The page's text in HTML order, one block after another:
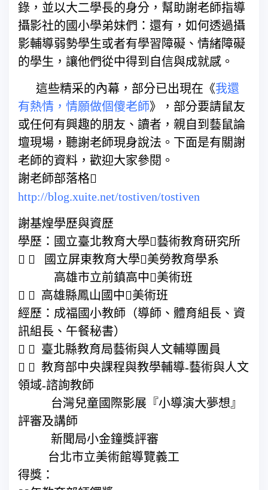
錄，並以大二學長的身分，幫助謝老師指導
攝影社的國小學弟妹們：還有，如何透過攝
影輔導弱勢學生或者有學習障礙、情緒障礙
的學生，讓他們從中得到自信與成就感。
這些精采的內幕，部分已出現在《我還
有熱情，情願做個傻老師》，部分要請鼠友
或任何有興趣的朋友、讀者，親自到藝鼠論
壇現場，聽謝老師現身說法。下面是有關謝
老師的資料，歡迎大家參閱。
謝老師部落格
http://blog.xuite.net/tostiven/tostiven
謝基煌學歷與資歷
學歷：國立臺北教育大學藝術教育研究所
  國立屏東教育大學美勞教育學系
高雄市立前鎮高中美術班
  高雄縣鳳山國中美術班
經歷：成福國小教師（導師、體育組長、資
訊組長、午餐秘書）
  臺北縣教育局藝術與人文輔導團員
  教育部中央課程與教學輔導-藝術與人文
領域-諮詢教師
台灣兒童國際影展『小導演大夢想』
評審及講師
新聞局小金鐘獎評審
台北市立美術館導覽義工
得獎：